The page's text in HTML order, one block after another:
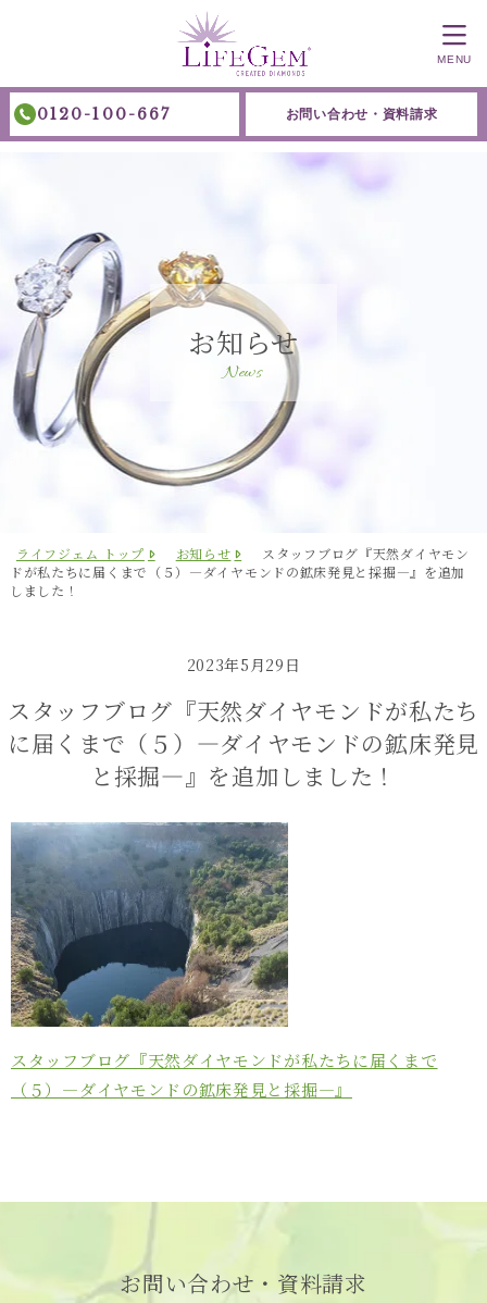
0120-100-667 お問い合わせ・資料請求
MENU
お知らせ
News
ライフジェム トップ お知らせ
スタッフブログ『天然ダイヤモン
ドが私たちに届くまで（５）―ダイヤモンドの鉱床発見と採掘―』を追加
しました！
2023年5月29日
スタッフブログ『天然ダイヤモンドが私たち
に届くまで（５）―ダイヤモンドの鉱床発見
と採掘―』を追加しました！
スタッフブログ『天然ダイヤモンドが私たちに届くまで
（５）―ダイヤモンドの鉱床発見と採掘―』
お問い合わせ・資料請求